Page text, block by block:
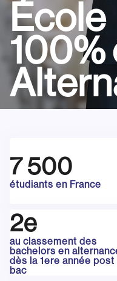
École
100%
7 500
étudiants en France
2e
au classement des
bachelors en
dès la 1ere année post
bac